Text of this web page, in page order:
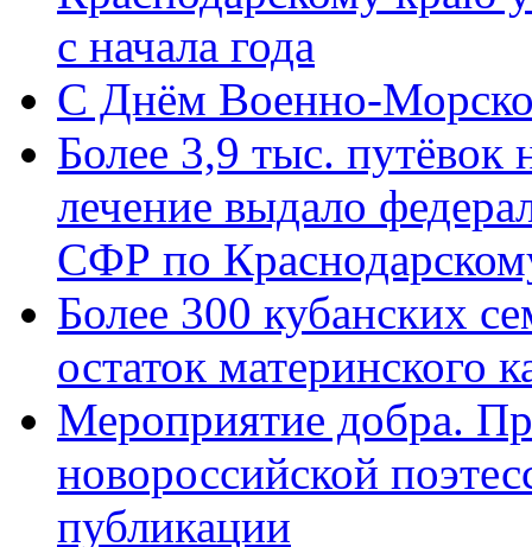
с начала года
C Днём Военно-
Более 3,9 тыс. путёвок
лечение выдало
СФР по
Более 300 кубанских
остаток материнского
Мероприятие добра.
новороссийской
публикации